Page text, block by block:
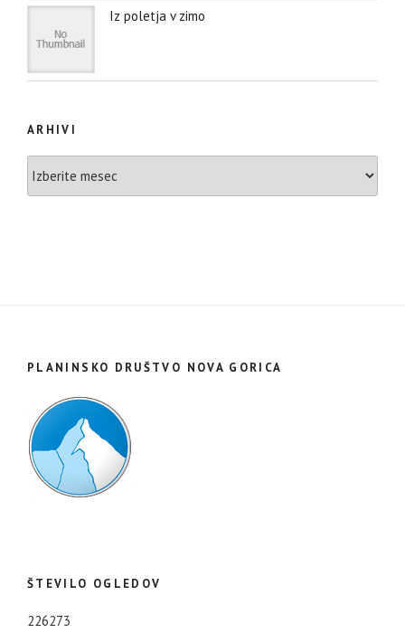
Iz poletja v zimo
ARHIVI
PLANINSKO DRUŠTVO NOVA GORICA
ŠTEVILO OGLEDOV
226273